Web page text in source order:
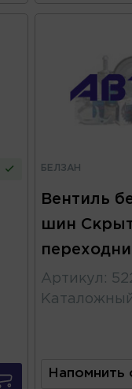
БЕЛЗАН
Вентиль
шин
Артикул :
Напомнить